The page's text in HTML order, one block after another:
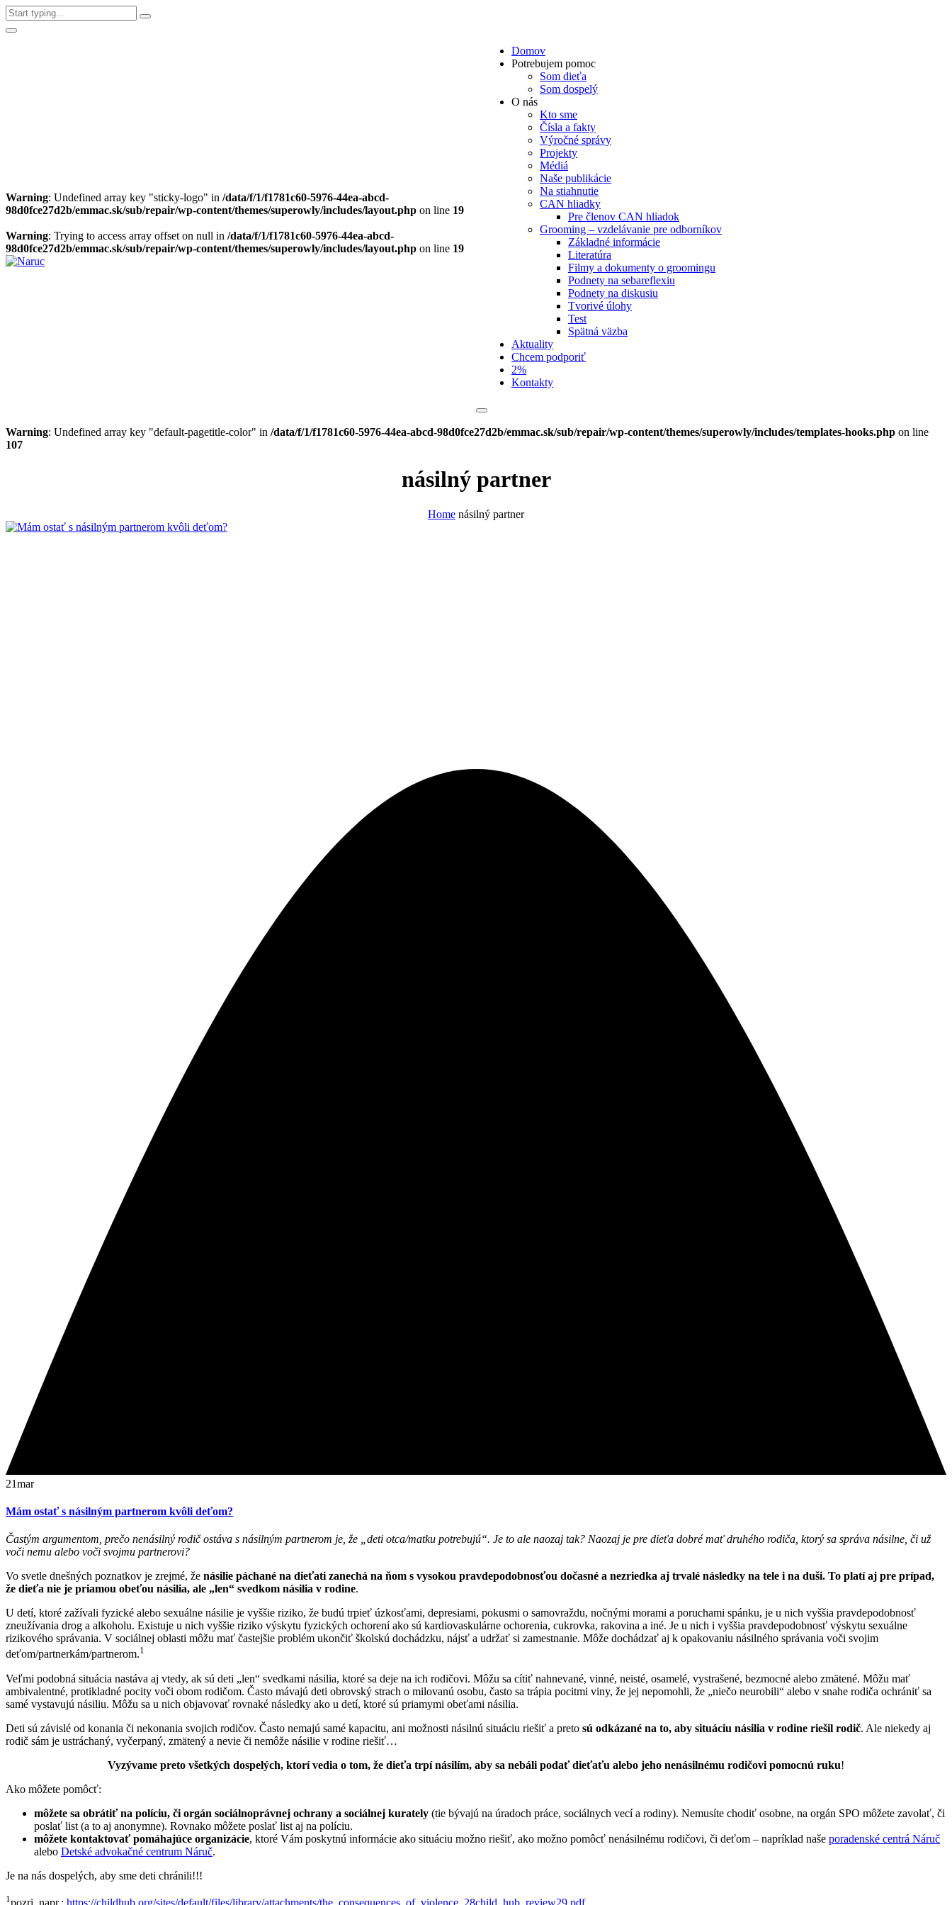
Warning: Undefined array key "sticky-logo" in /data/f/1/f1781c60-5976-44ea-abcd-
98d0fce27d2b/emmac.sk/sub/repair/wp-content/themes/superowly/includes/layout.php on line 19
Warning: Trying to access array offset on null in /data/f/1/f1781c60-5976-44ea-abcd-
98d0fce27d2b/emmac.sk/sub/repair/wp-content/themes/superowly/includes/layout.php on line 19
Domov
Potrebujem pomoc
Som dieťa
Som dospelý
O nás
Kto sme
Čísla a fakty
Výročné správy
Projekty
Médiá
Naše publikácie
Na stiahnutie
CAN hliadky
Pre členov CAN hliadok
Grooming – vzdelávanie pre odborníkov
Základné informácie
Literatúra
Filmy a dokumenty o groomingu
Podnety na sebareflexiu
Podnety na diskusiu
Tvorivé úlohy
Test
Spätná väzba
Aktuality
Chcem podporiť
2%
Kontakty
Warning: Undefined array key "default-pagetitle-color" in /data/f/1/f1781c60-5976-44ea-abcd-98d0fce27d2b/emmac.sk/sub/repair/wp-content/themes/superowly/includes/templates-hooks.php on line
107
násilný partner
Home násilný partner
21mar
Mám ostať s násilným partnerom kvôli deťom?
Častým argumentom, prečo nenásilný rodič ostáva s násilným partnerom je, že „deti otca/matku potrebujú“. Je to ale naozaj tak? Naozaj je pre dieťa dobré mať druhého rodiča, ktorý sa správa násilne, či už
voči nemu alebo voči svojmu partnerovi?
Vo svetle dnešných poznatkov je zrejmé, že násilie páchané na dieťati zanechá na ňom s vysokou pravdepodobnosťou dočasné a nezriedka aj trvalé následky na tele i na duši. To platí aj pre prípad,
že dieťa nie je priamou obeťou násilia, ale „len“ svedkom násilia v rodine.
U detí, ktoré zažívali fyzické alebo sexuálne násilie je vyššie riziko, že budú trpieť úzkosťami, depresiami, pokusmi o samovraždu, nočnými morami a poruchami spánku, je u nich vyššia pravdepodobnosť
zneužívania drog a alkoholu. Existuje u nich vyššie riziko výskytu fyzických ochorení ako sú kardiovaskulárne ochorenia, cukrovka, rakovina a iné. Je u nich i vyššia pravdepodobnosť výskytu sexuálne
rizikového správania. V sociálnej oblasti môžu mať častejšie problém ukončiť školskú dochádzku, nájsť a udržať si zamestnanie. Môže dochádzať aj k opakovaniu násilného správania voči svojim
deťom/partnerkám/partnerom.1
Veľmi podobná situácia nastáva aj vtedy, ak sú deti „len“ svedkami násilia, ktoré sa deje na ich rodičovi. Môžu sa cítiť nahnevané, vinné, neisté, osamelé, vystrašené, bezmocné alebo zmätené. Môžu mať
ambivalentné, protikladné pocity voči obom rodičom. Často mávajú deti obrovský strach o milovanú osobu, často sa trápia pocitmi viny, že jej nepomohli, že „niečo neurobili“ alebo v snahe rodiča ochrániť sa
samé vystavujú násiliu. Môžu sa u nich objavovať rovnaké následky ako u detí, ktoré sú priamymi obeťami násilia.
Deti sú závislé od konania či nekonania svojich rodičov. Často nemajú samé kapacitu, ani možnosti násilnú situáciu riešiť a preto sú odkázané na to, aby situáciu násilia v rodine riešil rodič. Ale niekedy aj
rodič sám je ustráchaný, vyčerpaný, zmätený a nevie či nemôže násilie v rodine riešiť…
Vyzývame preto všetkých dospelých, ktorí vedia o tom, že dieťa trpí násilím, aby sa nebáli podať dieťaťu alebo jeho nenásilnému rodičovi pomocnú ruku!
Ako môžete pomôcť:
môžete sa obrátiť na políciu, či orgán sociálnoprávnej ochrany a sociálnej kurately (tie bývajú na úradoch práce, sociálnych vecí a rodiny). Nemusíte chodiť osobne, na orgán SPO môžete zavolať, či
poslať list (a to aj anonymne). Rovnako môžete poslať list aj na políciu.
môžete kontaktovať pomáhajúce organizácie, ktoré Vám poskytnú informácie ako situáciu možno riešiť, ako možno pomôcť nenásilnému rodičovi, či deťom – napríklad naše poradenské centrá Náruč
alebo Detské advokačné centrum Náruč.
Je na nás dospelých, aby sme deti chránili!!!
1 pozri napr.: https://childhub.org/sites/default/files/library/attachments/the_consequences_of_violence_28child_hub_review29.pdf